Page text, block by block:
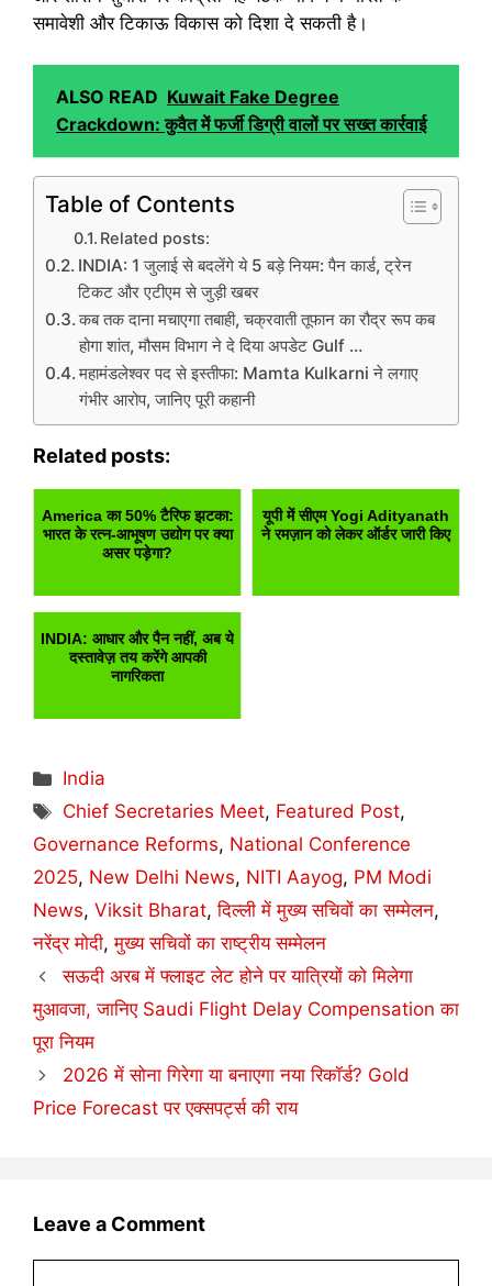
समावेशी और टिकाऊ विकास को दिशा दे सकती है।
ALSO READ Kuwait Fake Degree
Crackdown: कुवैत में फर्जी डिग्री वालों पर सख्त कार्रवाई
Table of Contents
Related posts:
INDIA: 1 जुलाई से बदलेंगे ये 5 बड़े नियम: पैन कार्ड, ट्रेन
टिकट और एटीएम से जुड़ी खबर
कब तक दाना मचाएगा तबाही, चक्रवाती तूफान का रौद्र रूप कब
होगा शांत, मौसम विभाग ने दे दिया अपडेट Gulf …
महामंडलेश्वर पद से इस्तीफा: Mamta Kulkarni ने लगाए
गंभीर आरोप, जानिए पूरी कहानी
Related posts:
America का 50% टैरिफ झटका:
भारत के रत्न-आभूषण उद्योग पर क्या
असर पड़ेगा?
यूपी में सीएम Yogi Adityanath
ने रमज़ान को लेकर ऑर्डर जारी किए
INDIA: आधार और पैन नहीं, अब ये
दस्तावेज़ तय करेंगे आपकी
नागरिकता
Categories
India
Tags
Chief Secretaries Meet, Featured Post,
Governance Reforms, National Conference
2025, New Delhi News, NITI Aayog, PM Modi
News, Viksit Bharat,दिल्ली में मुख्य सचिवों का सम्मेलन,
नरेंद्र मोदी,मुख्य सचिवों का राष्ट्रीय सम्मेलन
सऊदी अरब में फ्लाइट लेट होने पर यात्रियों को मिलेगा
मुआवजा, जानिए Saudi Flight Delay Compensation का
पूरा नियम
2026 में सोना गिरेगा या बनाएगा नया रिकॉर्ड? Gold
Price Forecast पर एक्सपर्ट्स की राय
Leave a Comment